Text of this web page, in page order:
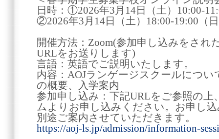
日時：①2026年3月14日（土）10:00-
②2026年3月14日（土）18:00-19:00（
開催方法：Zoom(参加申し込みをされ
URLをお送りします)
言語：英語でご説明いたします。
内容：AOJランゲージスクールにつ
の概要、入学案内
参加申し込み：下記URLをご参照の
ムよりお申し込みください。お申し
別途ご案内させていただきます。
https://aoj-ls.jp/admission/information-